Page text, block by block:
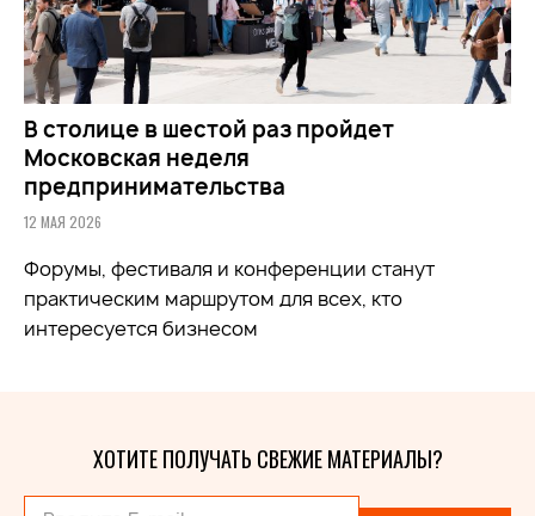
В столице в шестой раз пройдет
Московская неделя
предпринимательства
12 МАЯ 2026
Форумы, фестиваля и конференции станут
практическим маршрутом для всех, кто
интересуется бизнесом
ХОТИТЕ ПОЛУЧАТЬ СВЕЖИЕ МАТЕРИАЛЫ?